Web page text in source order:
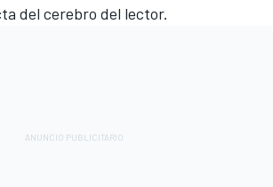
del cerebro del lector.